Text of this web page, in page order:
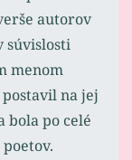
autorov
súvislosti
menom
na jej
bola po celé